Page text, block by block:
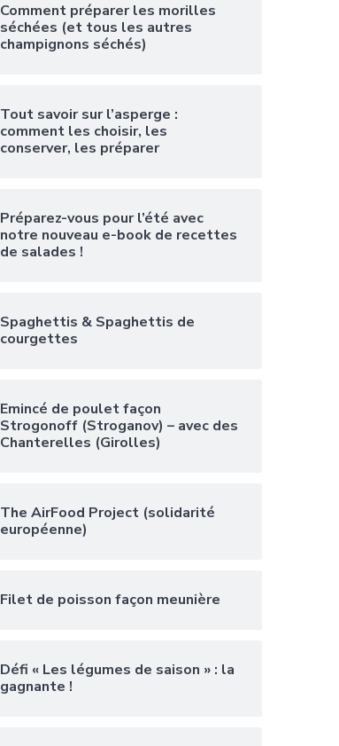
Comment préparer les morilles
séchées (et tous les autres
champignons séchés)
Tout savoir sur l’asperge :
comment les choisir, les
conserver, les préparer
Préparez-vous pour l’été avec
notre nouveau e-book de recettes
de salades !
Spaghettis & Spaghettis de
courgettes
Emincé de poulet façon
Strogonoff (Stroganov) – avec des
Chanterelles (Girolles)
The AirFood Project (solidarité
européenne)
Filet de poisson façon meunière
Défi « Les légumes de saison » : la
gagnante !